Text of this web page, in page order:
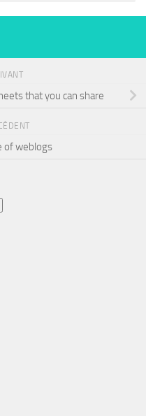
that you can share
of weblogs